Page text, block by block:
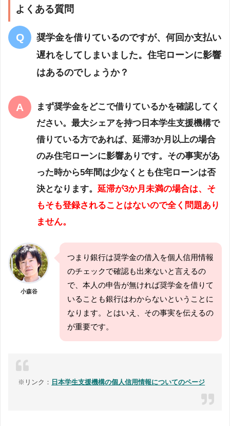
よくある質問
奨学金を借りているのですが、何回か支払い
遅れをしてしまいました。住宅ローンに影響
はあるのでしょうか？
まず奨学金をどこで借りているかを確認してく
ださい。 最大シェアを持つ日本学生支援機構で
借りている方であれば、延滞3か月以上の場合
のみ住宅ローンに影響ありです。 その事実があ
った時から5年間は少なくとも住宅ローンは否
決となります。 延滞が3か月未満の場合は、そ
もそも登録されることはないので全く問題あり
ません。
小森谷
つまり銀行は奨学金の借入を個人信用情報
のチェックで確認も出来ないと言えるの
で、本人の申告が無ければ奨学金を借りて
いることも銀行はわからないということに
なります。とはいえ、その事実を伝えるの
が重要です。
※リンク： 日本学生支援機構の個人信用情報についてのページ